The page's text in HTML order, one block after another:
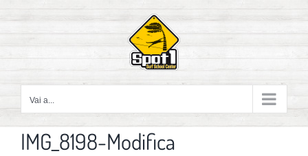
contenuto
Vai a...
IMG_8198-Modifica